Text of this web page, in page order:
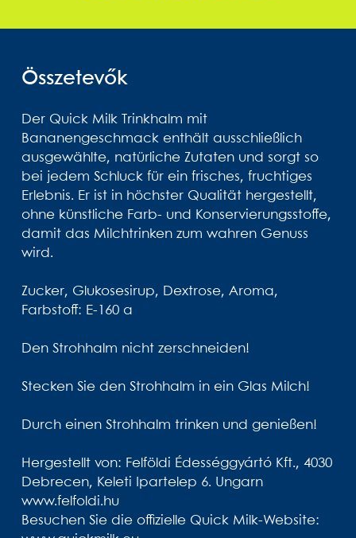
Összetevők
Der Quick Milk Trinkhalm mit
Bananengeschmack enthält ausschließlich
ausgewählte, natürliche Zutaten und sorgt so
bei jedem Schluck für ein frisches, fruchtiges
Erlebnis. Er ist in höchster Qualität hergestellt,
ohne künstliche Farb- und Konservierungsstoffe,
damit das Milchtrinken zum wahren Genuss
wird.
Zucker, Glukosesirup, Dextrose, Aroma,
Farbstoff: E-160 a
Den Strohhalm nicht zerschneiden!
Stecken Sie den Strohhalm in ein Glas Milch!
Durch einen Strohhalm trinken und genießen!
Hergestellt von: Felföldi Édességgyártó Kft., 4030
Debrecen, Keleti Ipartelep 6. Ungarn
www.felfoldi.hu
Besuchen Sie die offizielle Quick Milk-Website: